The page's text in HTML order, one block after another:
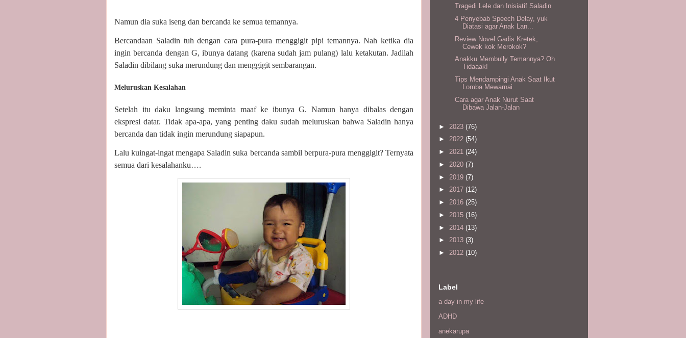
Namun dia suka iseng dan bercanda ke semua temannya.
Bercandaan Saladin tuh dengan cara pura-pura menggigit pipi temannya. Nah ketika dia
ingin bercanda dengan G, ibunya datang (karena sudah jam pulang) lalu ketakutan. Jadilah
Saladin dibilang suka merundung dan menggigit sembarangan.
Meluruskan Kesalahan
Setelah itu daku langsung meminta maaf ke ibunya G. Namun hanya dibalas dengan
ekspresi datar. Tidak apa-apa, yang penting daku sudah meluruskan bahwa Saladin hanya
bercanda dan tidak ingin merundung siapapun.
Lalu kuingat-ingat mengapa Saladin suka bercanda sambil berpura-pura menggigit? Ternyata
semua dari kesalahanku….
Tragedi Lele dan Inisiatif Saladin
4 Penyebab Speech Delay, yuk
Diatasi agar Anak Lan...
Review Novel Gadis Kretek,
Cewek kok Merokok?
Anakku Membully Temannya? Oh
Tidaaak!
Tips Mendampingi Anak Saat Ikut
Lomba Mewarnai
Cara agar Anak Nurut Saat
Dibawa Jalan-Jalan
► 2023 (76)
► 2022 (54)
► 2021 (24)
► 2020 (7)
► 2019 (7)
► 2017 (12)
► 2016 (25)
► 2015 (16)
► 2014 (13)
► 2013 (3)
► 2012 (10)
Label
a day in my life
ADHD
anekarupa